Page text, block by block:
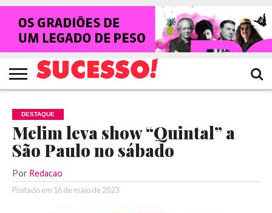
HOME
NOTÍCIAS
SHOWS
ENTREVISTAS
CLIQUES
RANKING
CROWLEY
TV
SUCESSO!
REVISTA
SUCESSO!
DESTAQUE
Melim leva show “Quintal” a
São Paulo no sábado
Por Redacao
Postado em 16 de maio de 2023